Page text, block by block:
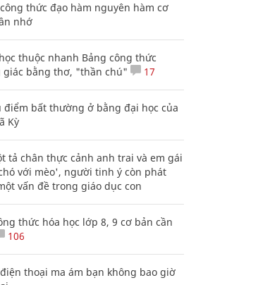
thức đạo hàm nguyên hàm cơ
nhớ
thuộc nhanh Bảng công thức
giác bằng thơ, "thần chú"
17
điểm bất thường ở bằng đại học của
Kỳ
tả chân thực cảnh anh trai và em gái
với mèo', người tinh ý còn phát
vấn đề trong giáo dục con
thức hóa học lớp 8, 9 cơ bản cần
106
thoại ma ám bạn không bao giờ